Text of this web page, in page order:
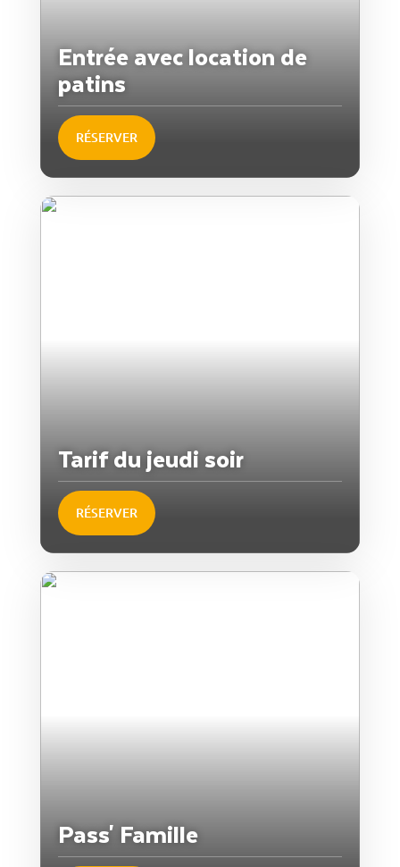
Entrée avec location de
patins
RÉSERVER
Tarif du jeudi soir
RÉSERVER
Pass' Famille